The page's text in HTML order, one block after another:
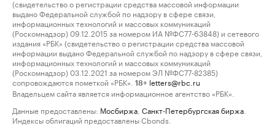
(свидетельство о регистрации средства массовой информации
выдано Федеральной службой по надзору в сфере связи,
информационных технологий и массовых коммуникаций
(Роскомнадзор) 09.12.2015 за номером ИА №ФС77-63848) и сетевого
издания «РБК» (свидетельство о регистрации средства массовой
информации выдано Федеральной службой по надзору в сфере связи,
информационных технологий и массовых коммуникаций
(Роскомнадзор) 03.12.2021 за номером ЭЛ №ФС77-82385)
сопровождаются пометкой «РБК».
18+ letters@rbc.ru
Владельцем сайта является информационное агентство «РБК».
Данные предоставлены: Мосбиржа Санкт-Петербургская биржа
Индексы облигаций предоставлены Cbonds.